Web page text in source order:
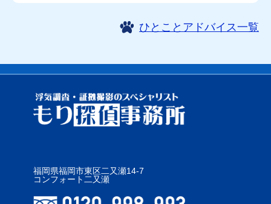
ひとことアドバイス一覧
福岡県福岡市東区二又瀬14-7
コンフォート二又瀬